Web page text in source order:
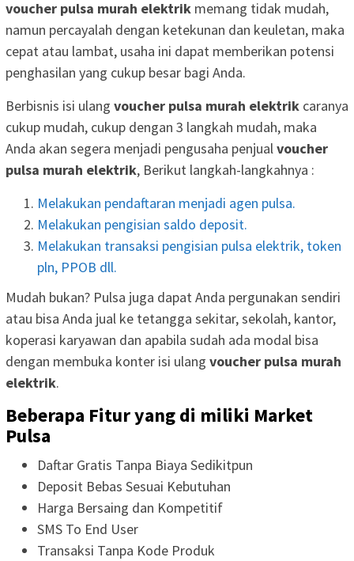
voucher pulsa murah elektrik memang tidak mudah,
namun percayalah dengan ketekunan dan keuletan, maka
cepat atau lambat, usaha ini dapat memberikan potensi
penghasilan yang cukup besar bagi Anda.
Berbisnis isi ulang voucher pulsa murah elektrik caranya
cukup mudah, cukup dengan 3 langkah mudah, maka
Anda akan segera menjadi pengusaha penjualvoucher
pulsa murah elektrik, Berikut langkah-langkahnya :
Melakukan pendaftaran menjadi agen pulsa.
Melakukan pengisian saldo deposit.
Melakukan transaksi pengisian pulsa elektrik, token
pln, PPOB dll.
Mudah bukan? Pulsa juga dapat Anda pergunakan sendiri
atau bisa Anda jual ke tetangga sekitar, sekolah, kantor,
koperasi karyawan dan apabila sudah ada modal bisa
dengan membuka konter isi ulang voucher pulsa murah
elektrik.
Beberapa Fitur yang di miliki Market
Pulsa
Daftar Gratis Tanpa Biaya Sedikitpun
Deposit Bebas Sesuai Kebutuhan
Harga Bersaing dan Kompetitif
SMS To End User
Transaksi Tanpa Kode Produk